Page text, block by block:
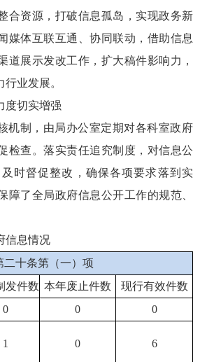
合资源，打破信息孤岛，实现政务新
媒体互联互通、协同联动，借助信息
道展示发改工作，扩大稿件影响力，
业发展。
度切实增强
机制，由局办公室定期对各科室政府
检查。落实责任追究制度，对信息公
时督促整改，确保各项要求落到实
障了全局政府信息公开工作的规范、
信息情况
二十条第（一）项
发件数 本年废止件数
现行有效件数
0 0
0
1 0 6